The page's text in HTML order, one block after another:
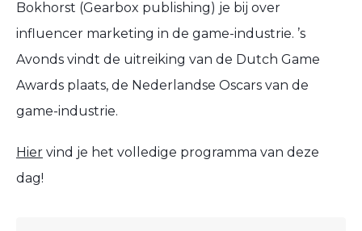
Bokhorst (Gearbox publishing) je bij over
influencer marketing in de game-industrie. ’s
Avonds vindt de uitreiking van de Dutch Game
Awards plaats, de Nederlandse Oscars van de
game-industrie.
Hier vind je het volledige programma van deze
dag!